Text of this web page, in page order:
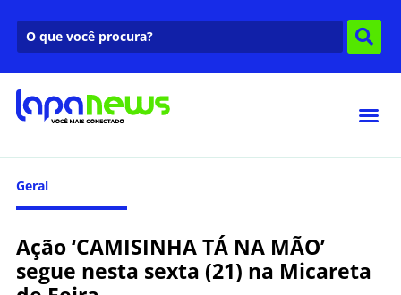
Geral
Ação ‘CAMISINHA TÁ NA MÃO’
segue nesta sexta (21) na Micareta